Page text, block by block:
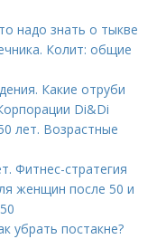
надо знать о тыкве
Колит: общие
Какие отруби
Di&Di
лет. Возрастные
Фитнес-стратегия
женщин после 50 и
убрать постакне?